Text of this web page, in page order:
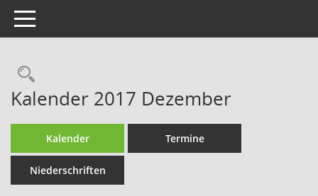
Toggle navigation
Rechercheauswahl
Kalender 2017 Dezember
Kalender Termine
Niederschriften